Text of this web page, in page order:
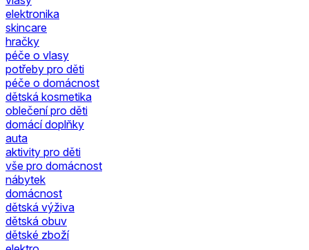
elektronika
skincare
hračky
péče o vlasy
potřeby pro děti
péče o domácnost
dětská kosmetika
oblečení pro děti
domácí doplňky
auta
aktivity pro děti
vše pro domácnost
nábytek
domácnost
dětská výživa
dětská obuv
dětské zboží